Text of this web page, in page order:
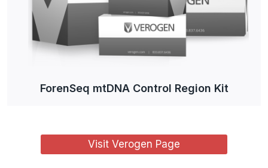
ForenSeq mtDNA Control Region Kit
Visit Verogen Page